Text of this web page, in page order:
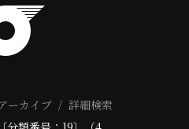
ーカイブ
詳細検索